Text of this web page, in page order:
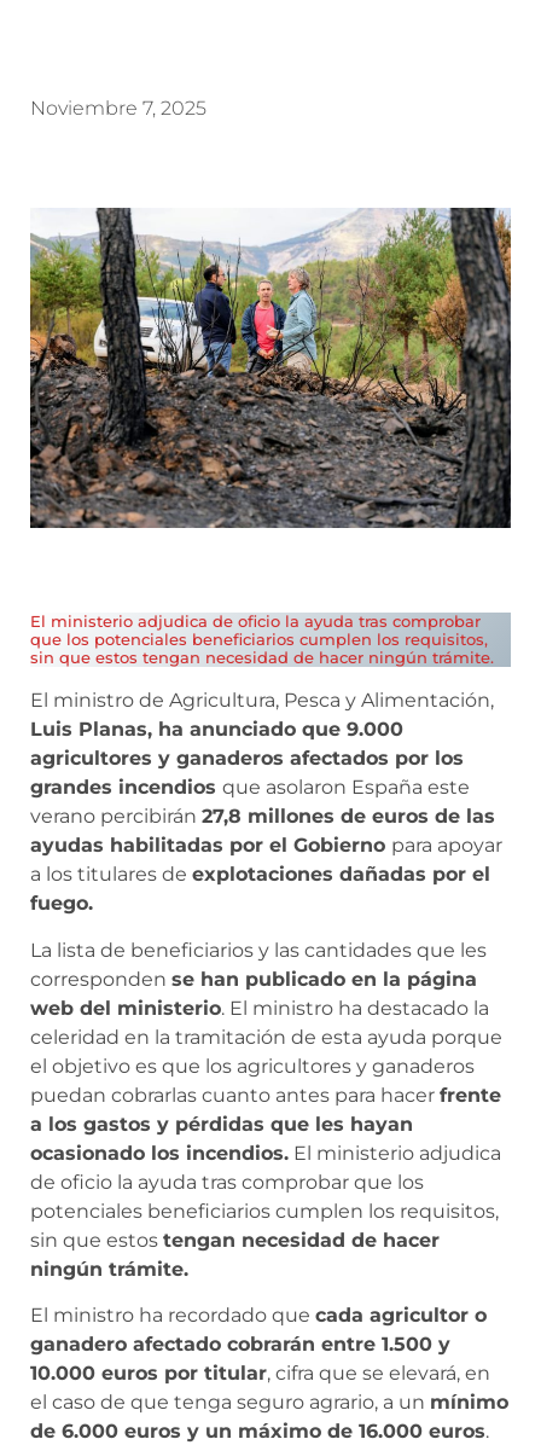
Noviembre 7, 2025
El ministerio adjudica de oficio la ayuda tras comprobar
que los potenciales beneficiarios cumplen los requisitos,
sin que estos tengan necesidad de hacer ningún trámite.
El ministro de Agricultura, Pesca y Alimentación,
Luis Planas, ha anunciado que 9.000
agricultores y ganaderos afectados por los
grandes incendios que asolaron España este
verano percibirán 27,8 millones de euros de las
ayudas habilitadas por el Gobierno para apoyar
a los titulares de explotaciones dañadas por el
fuego.
La lista de beneficiarios y las cantidades que les
corresponden se han publicado en la página
web del ministerio. El ministro ha destacado la
celeridad en la tramitación de esta ayuda porque
el objetivo es que los agricultores y ganaderos
puedan cobrarlas cuanto antes para hacer frente
a los gastos y pérdidas que les hayan
ocasionado los incendios. El ministerio adjudica
de oficio la ayuda tras comprobar que los
potenciales beneficiarios cumplen los requisitos,
sin que estos tengan necesidad de hacer
ningún trámite.
El ministro ha recordado que cada agricultor o
ganadero afectado cobrarán entre 1.500 y
10.000 euros por titular, cifra que se elevará, en
el caso de que tenga seguro agrario, a un mínimo
de 6.000 euros y un máximo de 16.000 euros.